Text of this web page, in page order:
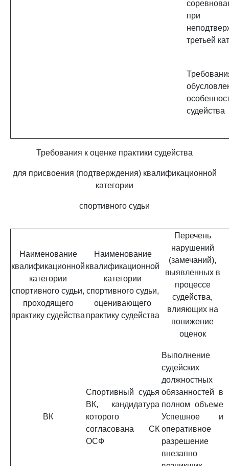
при
третьей
судейства
Требования к оценке практики судейства
для присвоения (подтверждения) квалификационной
категории
спортивного судьи
Наименование
квалификационной
категории
спортивного судьи,
проходящего
практику судейства
Наименование
квалификационной
категории
спортивного судьи,
оценивающего
практику судейства
Перечень
нарушений
(замечаний),
выявленных в
процессе
судейства,
влияющих на
понижение
оценок
ВК
Спортивный судья
ВК, кандидатура
которого
согласована СК
ОСФ
Выполнение
судейских
должностных
обязанностей в
полном объеме
Успешное и
оперативное
разрешение
внезапно